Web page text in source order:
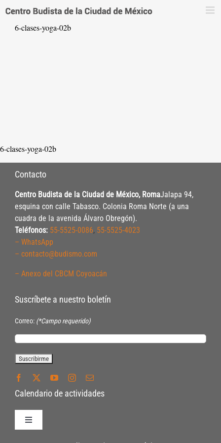
contenido6-clases-yoga-02b
6-clases-yoga-02b
Contacto
Centro Budista de la Ciudad de México, RomaJalapa 94,
esquina con calle Tabasco. Colonia Roma Norte (a una
cuadra de la avenida Álvaro Obregón).
Teléfonos: 55-5525-0086, 55-5525-4023
– WhatsApp
– contacto@budismo.com
– Anexo del CBCM Coyoacán
Suscríbete a nuestro boletín
Correo: (*Campo requerido)
Calendario de actividades
Toggle